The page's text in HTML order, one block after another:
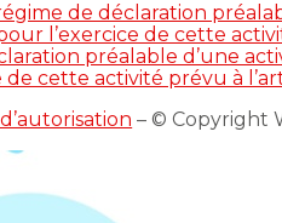
de déclaration
l’exercice de cette
préalable d’une
cette activité prévu à
– © Copyright